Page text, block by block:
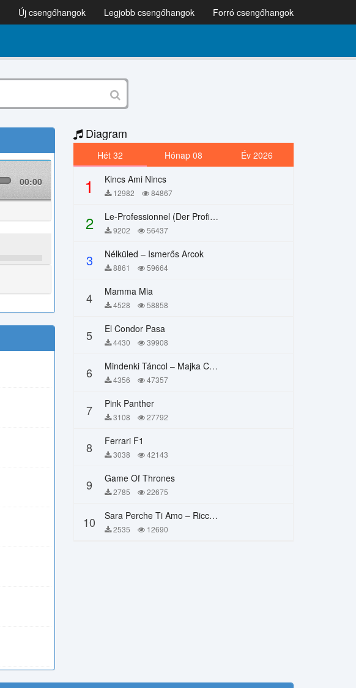
Új csengőhangok Legjobb csengőhangok Forró csengőhangok
00:00
Diagram
Hét 32 Hónap 08 Év 2026
1 Kincs Ami Nincs
12982 84867
2 Le-Professionnel (Der Profi) – Chi Mai
9202 56437
3 Nélküled – Ismerős Arcok
8861 59664
4 Mamma Mia
4528 58858
5 El Condor Pasa
4430 39908
6 Mindenki Táncol – Majka Curtis, Péter Majoros
4356 47357
7 Pink Panther
3108 27792
8 Ferrari F1
3038 42143
9 Game Of Thrones
2785 22675
10 Sara Perche Ti Amo – Ricchi E Poveri
2535 12690